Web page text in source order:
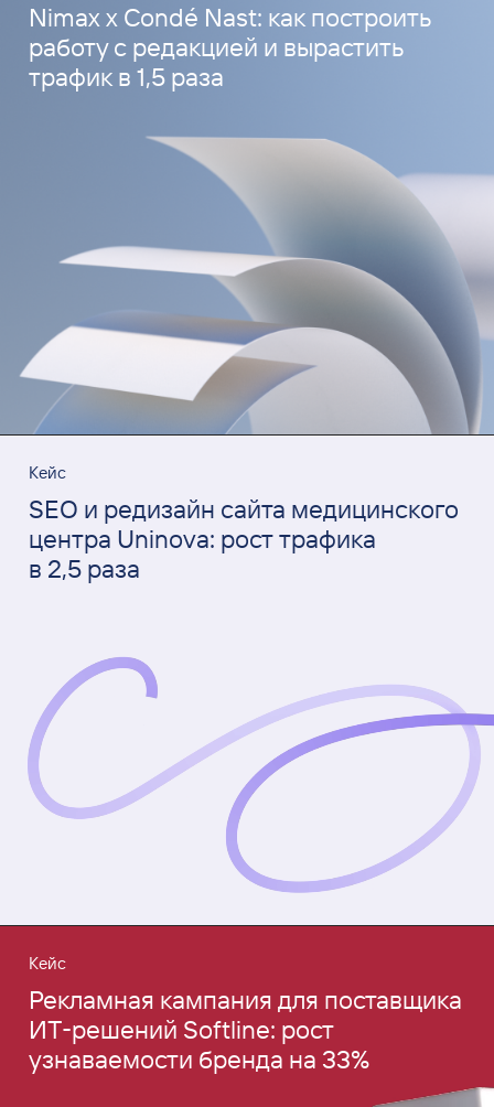
Nimax x Condé Nast: как построить
работу с редакцией и вырастить
трафик в 1,5 раза
Кейс
SEO и редизайн сайта медицинского
центра Uninova: рост трафика
в 2,5 раза
Кейс
Рекламная кампания для поставщика
ИТ‑решений Softline: рост
узнаваемости бренда на 33%